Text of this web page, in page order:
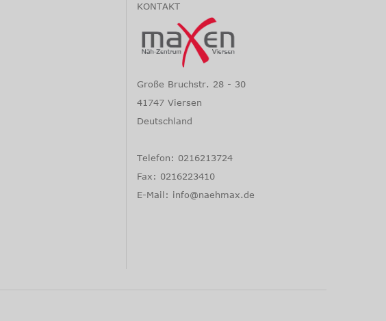
KONTAKT
Große Bruchstr. 28 - 30
41747 Viersen
Deutschland
Telefon: 0216213724
Fax: 0216223410
E-Mail: info@naehmax.de